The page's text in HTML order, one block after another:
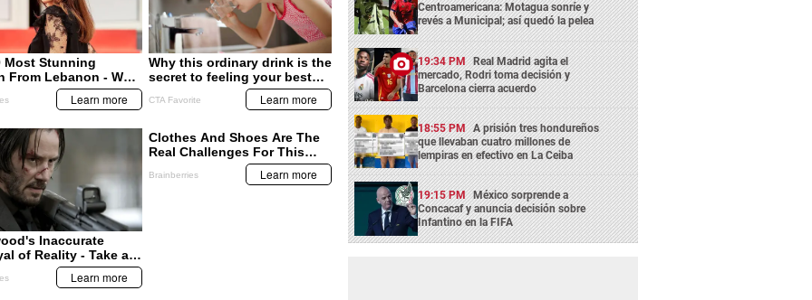
Centroamericana: Motagua sonríe y
revés a Municipal; así quedó la pelea
19:34 PM Real Madrid agita el
mercado, Rodri toma decisión y
Barcelona cierra acuerdo
18:55 PM A prisión tres hondureños
que llevaban cuatro millones de
lempiras en efectivo en La Ceiba
19:15 PM México sorprende a
Concacaf y anuncia decisión sobre
Infantino en la FIFA